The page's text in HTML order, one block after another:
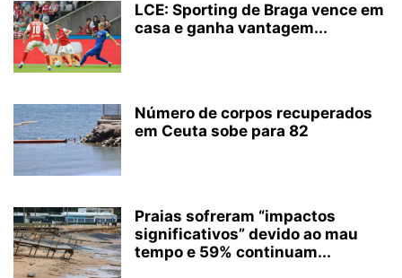
LCE: Sporting de Braga vence em
casa e ganha vantagem...
Número de corpos recuperados
em Ceuta sobe para 82
Praias sofreram “impactos
significativos” devido ao mau
tempo e 59% continuam...